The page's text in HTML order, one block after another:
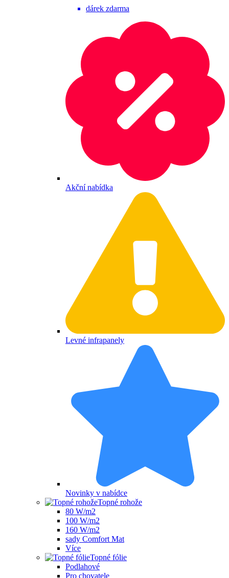
dárek zdarma
Akční nabídka
Levné infrapanely
Novinky v nabídce
Topné rohože
80 W/m2
100 W/m2
160 W/m2
sady Comfort Mat
Více
Topné fólie
Podlahové
Pro chovatele